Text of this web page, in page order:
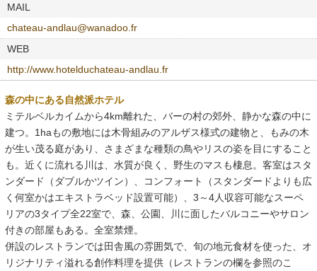
MAIL
chateau-andlau@wanadoo.fr
WEB
http://www.hotelduchateau-andlau.fr
森の中にある自然派ホテル
ミテルベルカイムから4km離れた、バーの村の郊外、静かな森の中に
建つ。1haもの敷地には木骨組みのアルザス様式の建物と、もみの木
が生い茂る庭があり、さまざまな種類の鳥やリスの姿を目にすること
も。近くに流れる川は、水質が良く、野生のマスも棲息。客室はスタ
ンダード（ダブルかツイン）、コンフォート（スタンダードよりも広
く何室かはエキストラベッド設置可能）、3～4人収容可能なスーペ
リアの3タイプ全22室で、森、公園、川に面したバルコニーやサロン
付きの部屋もある。全室禁煙。
併設のレストランでは田舎風の雰囲気で、旬の地元食材を使った、オ
リジナリティ溢れる創作料理を提供（レストランの欄を参照のこ